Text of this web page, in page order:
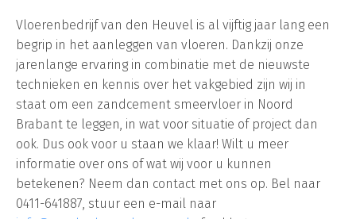
Vloerenbedrijf van den Heuvel is al vijftig jaar lang een
begrip in het aanleggen van vloeren. Dankzij onze
jarenlange ervaring in combinatie met de nieuwste
technieken en kennis over het vakgebied zijn wij in
staat om een zandcement smeervloer in Noord
Brabant te leggen, in wat voor situatie of project dan
ook. Dus ook voor u staan we klaar! Wilt u meer
informatie over ons of wat wij voor u kunnen
betekenen? Neem dan contact met ons op. Bel naar
0411-641887, stuur een e-mail naar